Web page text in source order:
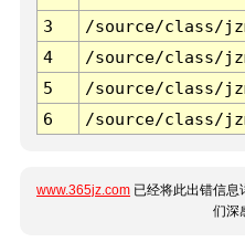
3 /source/class/
4
/source/class/
5
/source/class/
6
/source/class/
www.365jz.com 已经将此出错信息
们深